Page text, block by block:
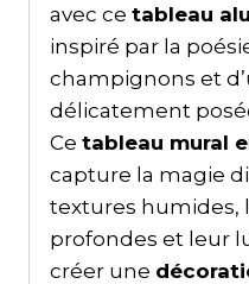
avec ce tableau
inspiré par la
champignons et
délicatement
Ce tableau mural
capture la magie
textures humides,
profondes et leur
créer une